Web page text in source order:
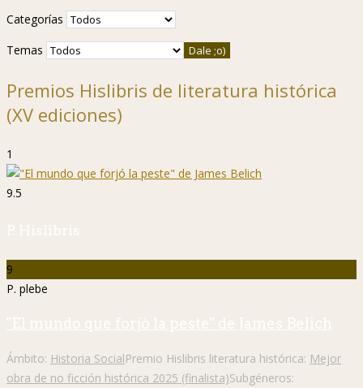
Categorías
Temas
Premios Hislibris de literatura histórica
(XV ediciones)
1
9.5
P. Hislibris
9
P. plebe
"El mundo que forjó la peste" de James Belich
Ámbito: Historia SocialPremio Hislibris literatura histórica: Mejor
obra de no ficción histórica 2025 (finalista)Subgéneros: